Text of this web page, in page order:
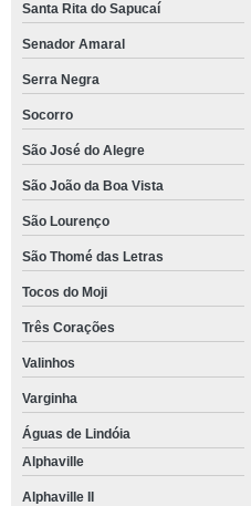
Santa Rita do Sapucaí
Senador Amaral
Serra Negra
Socorro
São José do Alegre
São João da Boa Vista
São Lourenço
São Thomé das Letras
Tocos do Moji
Três Corações
Valinhos
Varginha
Águas de Lindóia
Alphaville
Alphaville II